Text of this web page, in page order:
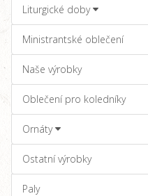
Liturgické doby
Ministrantské oblečení
Naše výrobky
Oblečení pro koledníky
Ornáty
Ostatní výrobky
Paly